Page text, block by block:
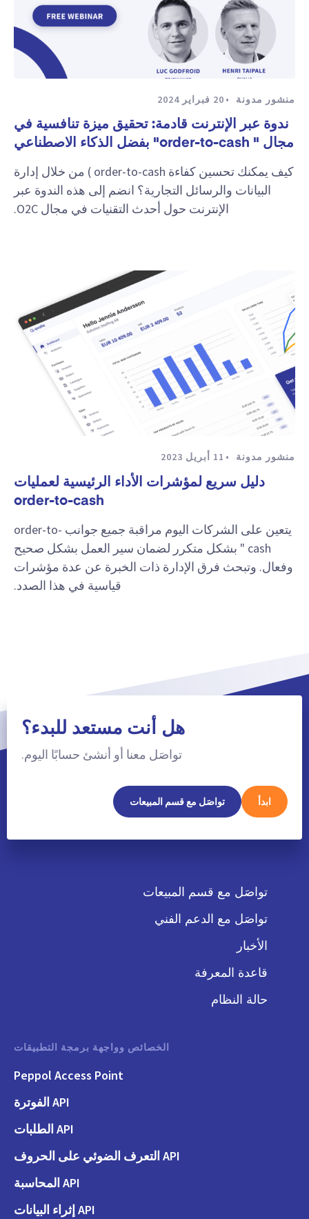
منشور مدونة 20 فبراير 2024
ندوة عبر الإنترنت قادمة: تحقيق ميزة تنافسية في
مجال " order-to-cash" بفضل الذكاء الاصطناعي
كيف يمكنك تحسين كفاءة order-to-cash ) من خلال إدارة
البيانات والرسائل التجارية؟ انضم إلى هذه الندوة عبر
الإنترنت حول أحدث التقنيات في مجال O2C.
منشور مدونة 11 أبريل 2023
دليل سريع لمؤشرات الأداء الرئيسية لعمليات
order-to-cash
يتعين على الشركات اليوم مراقبة جميع جوانب order-to-
cash " بشكل متكرر لضمان سير العمل بشكل صحيح
وفعال. وتبحث فرق الإدارة ذات الخبرة عن عدة مؤشرات
قياسية في هذا الصدد.
هل أنت مستعد للبدء؟
تواصَل معنا أو أنشئ حسابًا اليوم.
ابدأ تواصَل مع قسم المبيعات
تواصَل مع قسم المبيعات
تواصَل مع الدعم الفني
الأخبار
قاعدة المعرفة
حالة النظام
الخصائص وواجهة برمجة التطبيقات
Peppol Access Point
API الفوترة
API الطلبات
API التعرف الضوئي على الحروف
API المحاسبة
API إثراء البيانات